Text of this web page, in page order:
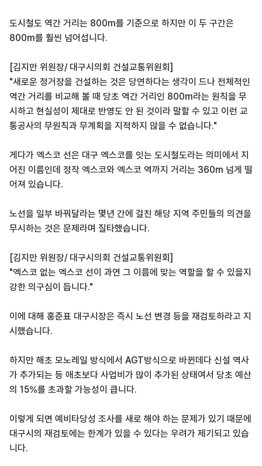
도시철도 역간 거리는 800m를 기준으로 하지만 이 두 구간은
800m를 훨씬 넘어섭니다.
[김지만 위원장/ 대구시의회 건설교통위원회]
"새로운 정거장을 건설하는 것은 당연하다는 생각이 드나 전체적인
역간 거리를 비교해 볼 때 당초 역간 거리인 800m라는 원칙을 무
시하고 현실성이 제대로 반영도 안 된 것이라 말할 수 있고 이런 교
통공사의 무원칙과 무계획을 지적하지 않을 수 없습니다."
게다가 엑스코 선은 대구 엑스코를 잇는 도시철도라는 의미에서 지
어진 이름인데 정작 엑스코와 엑스코 역까지 거리는 360m 넘게 떨
어져 있습니다.
노선을 일부 바꿔달라는 몇년 간에 걸친 해당 지역 주민들의 의견을
무시하는 것은 문제라며 질타했습니다.
[김지만 위원장/ 대구시의회 건설교통위원회]
"엑스코 없는 엑스코 선이 과연 그 이름에 맞는 역할을 할 수 있을지
강한 의구심이 듭니다."
이에 대해 홍준표 대구시장은 즉시 노선 변경 등을 재검토하라고 지
시했습니다.
하지만 해초 모노레일 방식에서 AGT방식으로 바뀐데다 신설 역사
가 추가되는 등 애초보다 사업비가 많이 추가된 상태여서 당초 예산
의 15%를 초과할 가능성이 큽니다.
이렇게 되면 예비타당성 조사를 새로 해야 하는 문제가 있기 때문에
대구시의 재검토에는 한계가 있을 수 있다는 우려가 제기되고 있습
니다.